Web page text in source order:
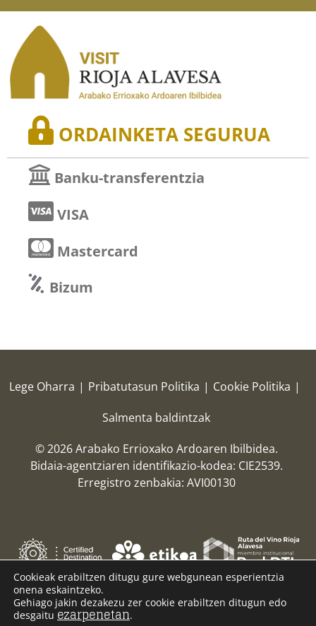
ORDAINKETA SEGURUA
Banku-transferentzia
VISA
Mastercard
Bizum
Lege Oharra | Pribatutasun Politika | Cookie Politika |
Salmenta baldintzak
© 2026 Arabako Errioxako Ardoaren Ibilbidea.
Bidaia-agentziaren identifikazio-kodea: CIE2539.
Erregistro zenbakia: AVI00130
Cookieak erabiltzen ditugu gure webgunean esperientzia
onena eskaintzeko.
Gehiago jakin dezakezu zer cookie erabiltzen ditugun edo
desgaitu ezarpenetan.